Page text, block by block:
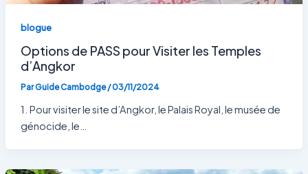
blogue
Options de PASS pour Visiter les Temples
d’Angkor
ParGuide Cambodge/03/11/2024
1. Pour visiter le site d’Angkor, le Palais Royal, le musée de
génocide, le…